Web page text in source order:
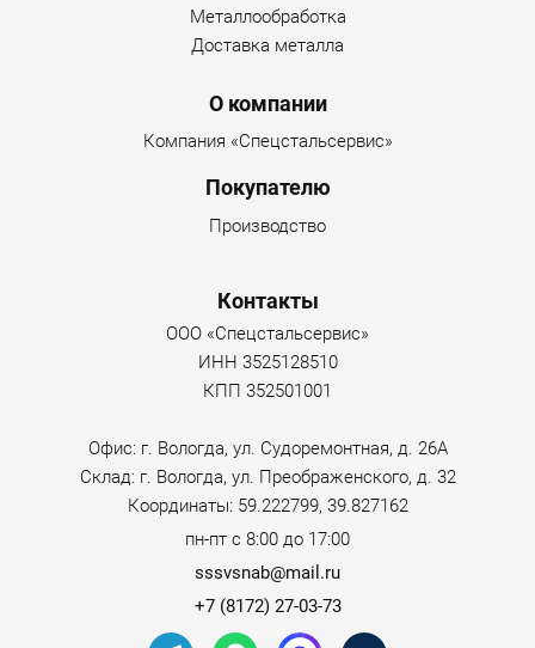
Металлообработка
Доставка металла
О компании
Компания «Спецстальсервис»
Покупателю
Производство
Контакты
ООО «Спецстальсервис»
ИНН 3525128510
КПП 352501001
Офис: г. Вологда, ул. Судоремонтная, д. 26А
Склад: г. Вологда, ул. Преображенского, д. 32
Координаты: 59.222799, 39.827162
пн-пт с 8:00 до 17:00
sssvsnab@mail.ru
+7 (8172) 27-03-73